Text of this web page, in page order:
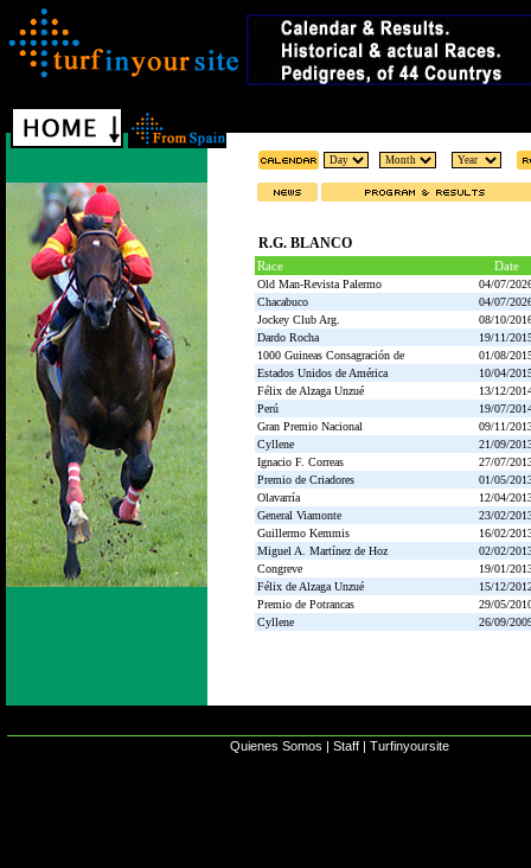
R.G. BLANCO
Race Date
Old Man-Revista Palermo
04/07/
Chacabuco
04/07/
Jockey Club Arg.
08/10/
Dardo Rocha
19/11/
1000 Guineas Consagración de
01/08/
Estados Unidos de América
10/04/
Félix de Alzaga Unzué
13/12/
Perú
19/07/
Gran Premio Nacional
09/11/
Cyllene
21/09/
Ignacio F. Correas
27/07/
Premio de Criadores
01/05/
Olavarría
12/04/
General Viamonte
23/02/
Guillermo Kemmis
16/02/
Miguel A. Martínez de Hoz
02/02/
Congreve
19/01/
Félix de Alzaga Unzué
15/12/
Premio de Potrancas
29/05/
Cyllene
26/09/
Quienes Somos | Staff | Turfinyoursite